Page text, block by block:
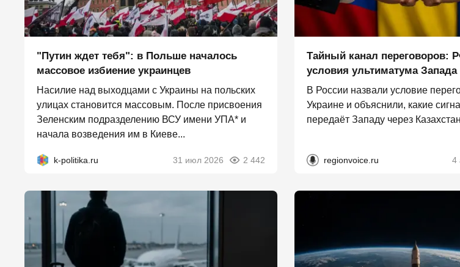
"Путин ждет тебя": в Польше началось
массовое избиение украинцев
Насилие над выходцами с Украины на польских
улицах становится массовым. После присвоения
Зеленским подразделению ВСУ имени УПА* и
начала возведения им в Киеве...
k-politika.ru 31 июл 2026 2 442
Тайный канал переговоров:
условия ультиматума Запада
В России назвали условие
Украине и объяснили, какие
передаёт Западу через
regionvoice.ru 4